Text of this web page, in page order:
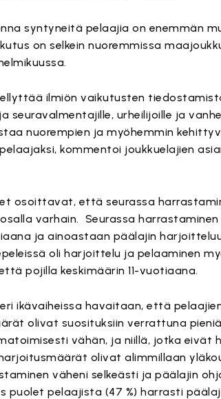
syntyneitä pelaajia on enemmän
on selkein nuoremmissa
ilmiön vaikutusten
urheilijoille ja
nuorempien ja myöhemmin
kommentoi joukkuelajien
osoittavat, että seurassa
varhain. Seurassa
ja ainoastaan päälajin
oli harjoittelu ja pelaaminen
pojilla keskimäärin 11-vuotiaana.
ikävaiheissa havaitaan, että
olivat suosituksiin verrattuna
vähän, ja niillä, jotka eivät
olivat alimmillaan
väheni selkeästi ja päälajin
puolet pelaajista (47 %) harrasti